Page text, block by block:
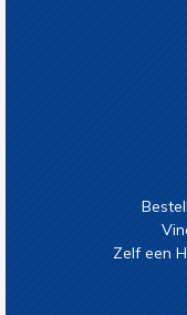
Zelf een